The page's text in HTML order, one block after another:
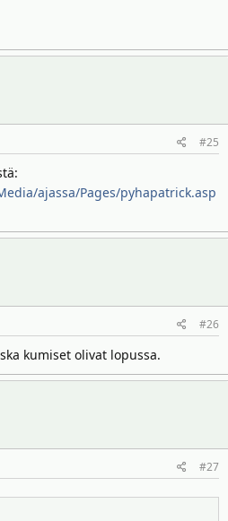
#25
ajassa/Pages/pyhapatrick.asp
#26
kumiset olivat lopussa.
#27